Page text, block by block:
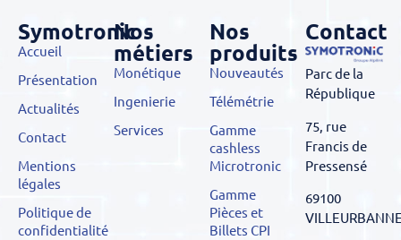
Symotronic
Accueil
Présentation
Actualités
Contact
Mentions
légales
Politique de
confidentialité
Nos
métiers
Monétique
Ingenierie
Services
Nos
produits
Nouveautés
Télémétrie
Gamme
cashless
Microtronic
Gamme
Pièces et
Billets CPI
Contact
Parc de la
République
75, rue
Francis de
Pressensé
69100